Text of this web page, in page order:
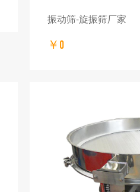
振动筛-旋振筛厂家
￥0